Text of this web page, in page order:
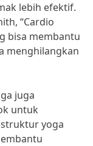
lebih efektif.
“Cardio
bisa membantu
menghilangkan
juga
untuk
yoga